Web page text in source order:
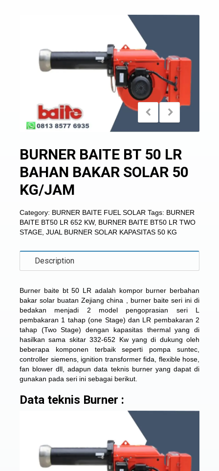
BURNER BAITE BT 50 LR
BAHAN BAKAR SOLAR 50
KG/JAM
Category: BURNER BAITE FUEL SOLAR Tags: BURNER
BAITE BT50 LR 652 KW, BURNER BAITE BT50 LR TWO
STAGE JUAL BURNER SOLAR KAPASITAS 50 KG
Description
Burner baite bt 50 LR adalah kompor burner berbahan
bakar solar buatan Zejiang china , burner baite seri ini di
bedakan menjadi 2 model pengoprasian seri L
pembakaran 1 tahap (one Stage) dan LR pembakaran 2
tahap (Two Stage) dengan kapasitas thermal yang di
hasilkan sama skitar 332-652 Kw yang di dukung oleh
beberapa komponen terbaik seperti pompa suntec,
controller siemens, ignition transformer fida, flexible hose,
fan blower dll, adapun data teknis burner yang dapat di
gunakan pada seri ini sebagai berikut.
Data teknis Burner :